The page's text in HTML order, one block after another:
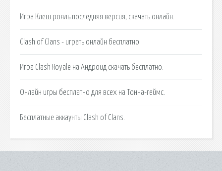
Игра Клеш рояль последняя версия, скачать онлайн.
Clash of Clans - играть онлайн бесплатно.
Игра Clash Royale на Андроид скачать бесплатно.
Онлайн игры бесплатно для всех на Тонна-геймс.
Бесплатные аккаунты Clash of Clans.